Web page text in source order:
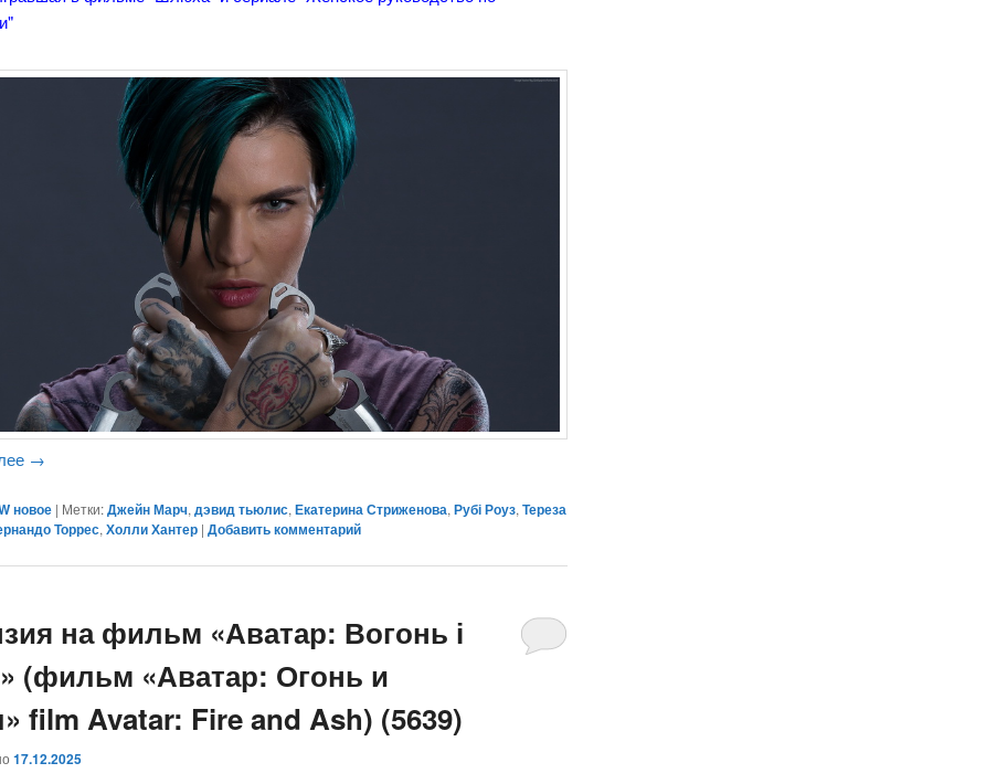
→
новое | Метки: Джейн Марч,дэвид тьюлис,Екатерина Стриженова,Рубі Роуз,Тереза
Торрес,Холли Хантер |Добавить комментарий
на фильм «Аватар: Вогонь і
(фильм «Аватар: Огонь и
film Avatar: Fire and Ash) (5639)
17.12.2025